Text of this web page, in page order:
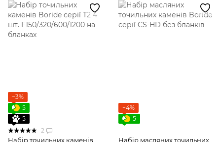
−3%
5
5
2
Набір точильних каменів
−4%
5
Набір масляних точильних